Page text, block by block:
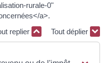
rurale-0"
a>.
replier
Tout déplier